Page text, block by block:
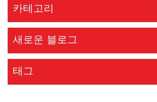
카테고리
새로운 블로그
태그